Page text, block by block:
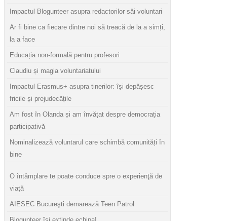
Impactul Blogunteer asupra redactorilor săi voluntari
Ar fi bine ca fiecare dintre noi să treacă de la a simți,
la a face
Educația non-formală pentru profesori
Claudiu și magia voluntariatului
Impactul Erasmus+ asupra tinerilor: își depășesc
fricile și prejudecățile
Am fost în Olanda și am învățat despre democrația
participativă
Nominalizează voluntarul care schimbă comunități în
bine
O întâmplare te poate conduce spre o experienţă de
viaţă
AIESEC Bucureşti demarează Teen Patrol